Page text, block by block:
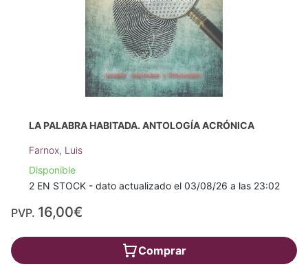
LA PALABRA HABITADA. ANTOLOGÍA ACRÓNICA
Farnox, Luis
Disponible
2 EN STOCK - dato actualizado el 03/08/26 a las 23:02
PVP. 16,00€
Comprar